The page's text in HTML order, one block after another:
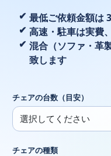
最低ご依頼金額は
高速・駐車は実費
混合（ソファ・革
致します
チェアの台数（目安）
チェアの種類